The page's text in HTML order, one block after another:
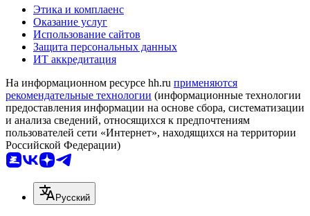
Этика и комплаенс
Оказание услуг
Использование сайтов
Защита персональных данных
ИТ аккредитация
На информационном ресурсе hh.ru применяются
рекомендательные технологии (информационные технологии
предоставления информации на основе сбора, систематизации
и анализа сведений, относящихся к предпочтениям
пользователей сети «Интернет», находящихся на территории
Российской Федерации)
Русский